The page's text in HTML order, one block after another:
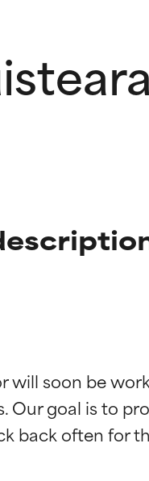
will soon be
Our goal is to